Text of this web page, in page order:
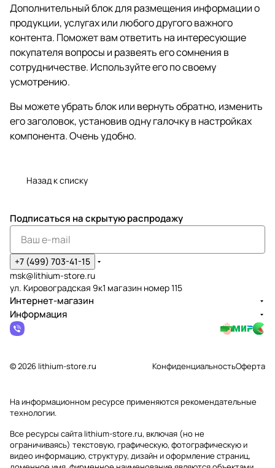
Дополнительный блок для размещения информации о
продукции, услугах или любого другого важного
контента. Поможет вам ответить на интересующие
покупателя вопросы и развеять его сомнения в
сотрудничестве. Используйте его по своему
усмотрению.
Вы можете убрать блок или вернуть обратно, изменить
его заголовок, установив одну галочку в настройках
компонента. Очень удобно.
Назад к списку
Подписаться на скрытую распродажу
+7 (499) 703-41-15
msk@lithium-store.ru
ул. Кировоградская 9к1 магазин номер 115
Интернет-магазин
Информация
© 2026 lithium-store.ru КонфиденциальностьОферта
На информационном ресурсе применяютсярекомендательные
технологии.
Все ресурсы сайта lithium-store.ru, включая (но не
ограничиваясь) текстовую, графическую, фотографическую и
видео информацию, структуру, дизайн и оформление страниц,